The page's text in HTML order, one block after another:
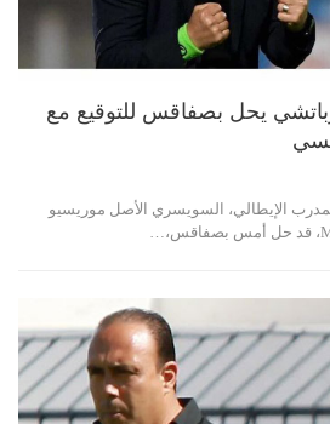
يحل بصفاقس للتوقيع مع
الإيطالي، السويسري الأصل موريسيو